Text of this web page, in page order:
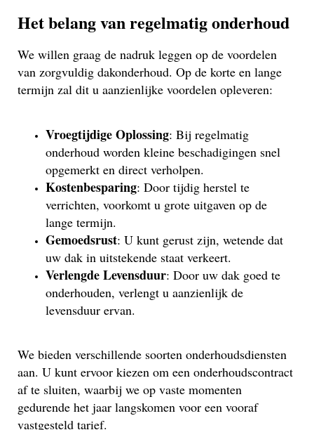
Het belang van regelmatig onderhoud
We willen graag de nadruk leggen op de voordelen
van zorgvuldig dakonderhoud. Op de korte en lange
termijn zal dit u aanzienlijke voordelen opleveren:
Vroegtijdige Oplossing: Bij regelmatig
onderhoud worden kleine beschadigingen snel
opgemerkt en direct verholpen.
Kostenbesparing: Door tijdig herstel te
verrichten, voorkomt u grote uitgaven op de
lange termijn.
Gemoedsrust: U kunt gerust zijn, wetende dat
uw dak in uitstekende staat verkeert.
Verlengde Levensduur: Door uw dak goed te
onderhouden, verlengt u aanzienlijk de
levensduur ervan.
We bieden verschillende soorten onderhoudsdiensten
aan. U kunt ervoor kiezen om een onderhoudscontract
af te sluiten, waarbij we op vaste momenten
gedurende het jaar langskomen voor een vooraf
vastgesteld tarief.